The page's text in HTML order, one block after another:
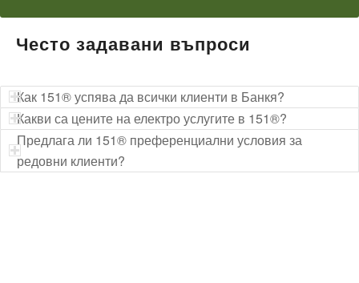
Често задавани въпроси
Как 151® успява да всички клиенти в Банкя?
Какви са цените на електро услугите в 151®?
Предлага ли 151® преференциални условия за
редовни клиенти?